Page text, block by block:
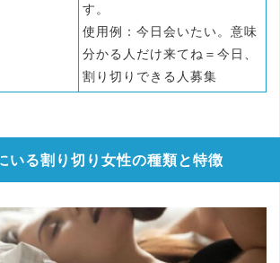
す。
使用例：今日会いたい。意味
分かる人だけ来てね＝今日、
割り切りできる人募集
いる割り切り女性の種類と特徴